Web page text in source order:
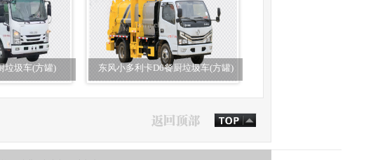
垃圾车(方罐) 东风小多利卡D6餐厨垃圾车(方罐)